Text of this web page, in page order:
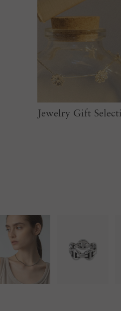
Jewelry Gift